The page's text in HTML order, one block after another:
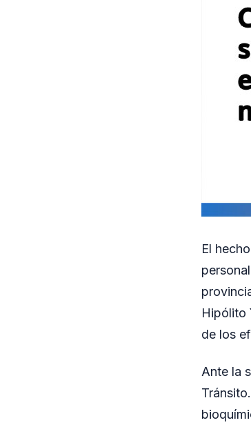
El
Hipólito
de los
Ante la